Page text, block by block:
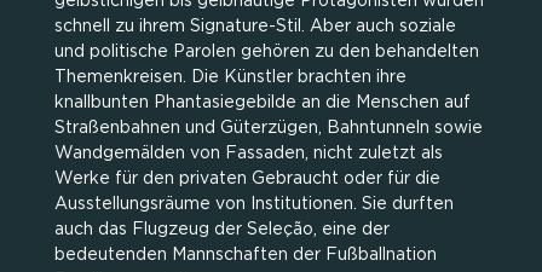
schnell zu ihrem Signature-Stil. Aber auch soziale
und politische Parolen gehören zu den behandelten
Themenkreisen. Die Künstler brachten ihre
knallbunten Phantasiegebilde an die Menschen auf
Straßenbahnen und Güterzügen, Bahntunneln sowie
Wandgemälden von Fassaden, nicht zuletzt als
Werke für den privaten Gebraucht oder für die
Ausstellungsräume von Institutionen. Sie durften
auch das Flugzeug der Seleção, eine der
bedeutenden Mannschaften der Fußballnation